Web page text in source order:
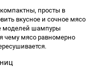
просты в
вкусное и сочное мясо
моделей шампуры
чему мясо равномерно